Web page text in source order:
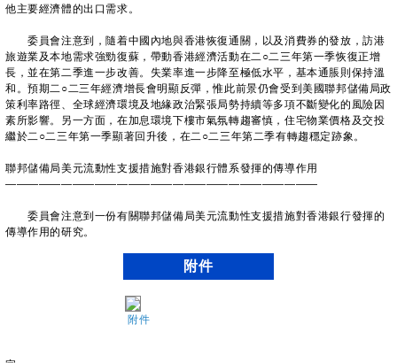
他主要經濟體的出口需求。
委員會注意到，隨着中國內地與香港恢復通關，以及消費券的發放，訪港
旅遊業及本地需求強勁復蘇，帶動香港經濟活動在二○二三年第一季恢復正增
長，並在第二季進一步改善。失業率進一步降至極低水平，基本通脹則保持溫
和。預期二○二三年經濟增長會明顯反彈，惟此前景仍會受到美國聯邦儲備局政
策利率路徑、全球經濟環境及地緣政治緊張局勢持續等多項不斷變化的風險因
素所影響。另一方面，在加息環境下樓市氣氛轉趨審慎，住宅物業價格及交投
繼於二○二三年第一季顯著回升後，在二○二三年第二季有轉趨穩定跡象。
聯邦儲備局美元流動性支援措施對香港銀行體系發揮的傳導作用
————————————————————————————
委員會注意到一份有關聯邦儲備局美元流動性支援措施對香港銀行發揮的
傳導作用的研究。
附件
附件